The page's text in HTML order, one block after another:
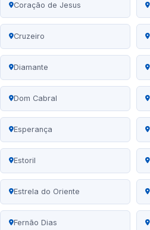
Coração de Jesus
Cruzeiro
Diamante
Dom Cabral
Esperança
Estoril
Estrela do Oriente
Fernão Dias